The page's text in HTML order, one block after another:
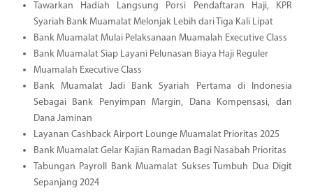
Tawarkan Hadiah Langsung Porsi Pendaftaran Haji, KPR
Syariah Bank Muamalat Melonjak Lebih dari Tiga Kali Lipat
Bank Muamalat Mulai Pelaksanaan Muamalah Executive Class
Bank Muamalat Siap Layani Pelunasan Biaya Haji Reguler
Muamalah Executive Class
Bank Muamalat Jadi Bank Syariah Pertama di Indonesia
Sebagai Bank Penyimpan Margin, Dana Kompensasi, dan
Dana Jaminan
Layanan Cashback Airport Lounge Muamalat Prioritas 2025
Bank Muamalat Gelar Kajian Ramadan Bagi Nasabah Prioritas
Tabungan Payroll Bank Muamalat Sukses Tumbuh Dua Digit
Sepanjang 2024